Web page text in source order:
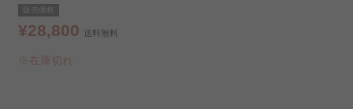
合わせできるソファ ライトグ
レー 組み立て設置あり
販売価格
¥28,800 送料無料
※在庫切れ